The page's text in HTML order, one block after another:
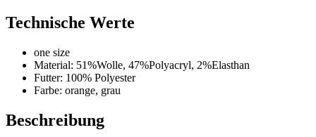
Technische Werte
one size
Material: 51%Wolle, 47%Polyacryl, 2%Elasthan
Futter: 100% Polyester
Farbe: orange, grau
Beschreibung